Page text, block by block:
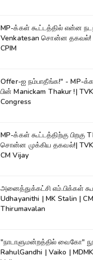
MP-க்கள் கூட்டத்தில் என்ன
Venkatesan சொன்ன தகவல்! |
CPIM
Offer-ஐ நம்பாதீங்க!" - MP-
பின் Manickam Thakur !|
Congress
MP-க்கள் கூட்டத்திற்கு பிறகு
சொன்ன முக்கிய தகவல்!| TVK
CM Vijay
அனைத்துக்கட்சி எம்.பிக்கள்
Udhayanithi | MK Stalin |
Thirumavalan
"நாடாளுமன்றத்தில் வைகோ"
RahulGandhi | Vaiko |